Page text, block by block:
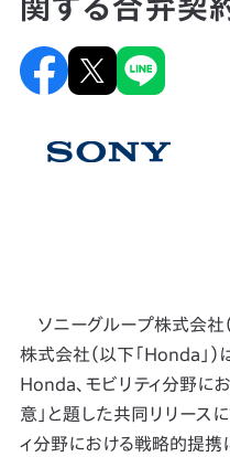
関する合弁契
ソニーグループ株式会社
株式会社（以下「Honda」
Honda、モビリティ分野に
意」と題した共同リリース
ィ分野における戦略的提携